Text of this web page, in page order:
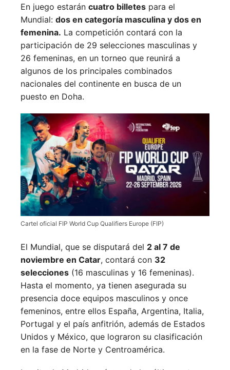
En juego estarán cuatro billetes para el
Mundial: dos en categoría masculina y dos en
femenina. La competición contará con la
participación de 29 selecciones masculinas y
26 femeninas, en un torneo que reunirá a
algunos de los principales combinados
nacionales del continente en busca de un
puesto en Doha.
Cartel oficial FIP World Cup Qualifiers Europe (FIP)
El Mundial, que se disputará del 2 al 7 de
noviembre en Catar, contará con 32
selecciones (16 masculinas y 16 femeninas).
Hasta el momento, ya tienen asegurada su
presencia doce equipos masculinos y once
femeninos, entre ellos España, Argentina, Italia,
Portugal y el país anfitrión, además de Estados
Unidos y México, que lograron su clasificación
en la fase de Norte y Centroamérica.